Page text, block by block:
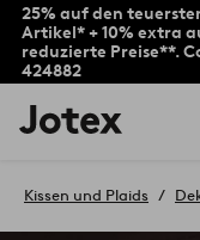
25% auf den
Artikel* + 10% extra
reduzierte Preise**.
424882
Jotex-
Logo
Startseite
Kissen und Plaids